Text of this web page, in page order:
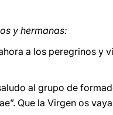
y hermanas:
a los peregrinos y
al grupo de
Que la Virgen os